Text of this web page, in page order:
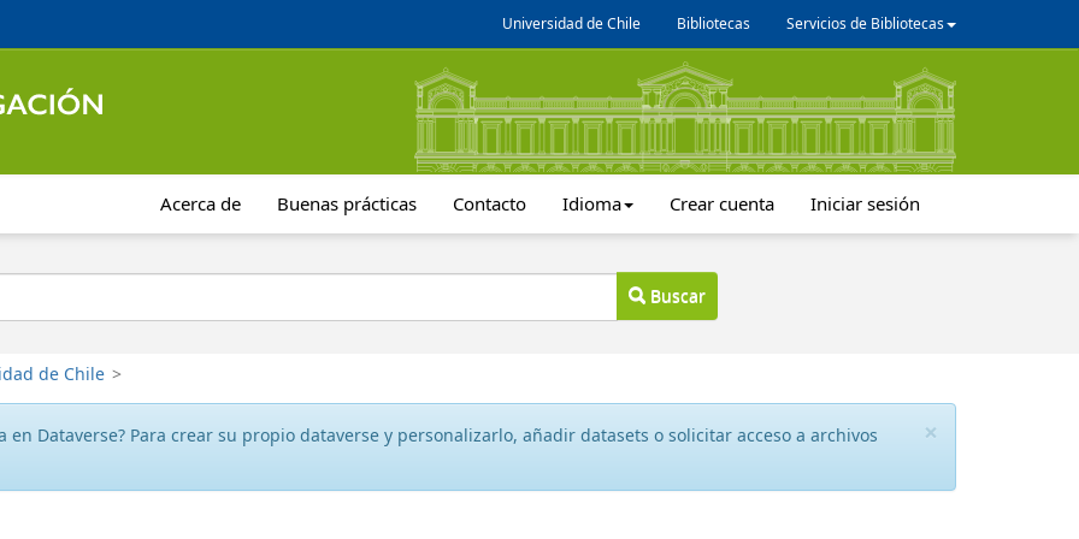
Universidad de Chile Bibliotecas Servicios de Bibliotecas
Acerca de Buenas prácticas Contacto Idioma Crear cuenta Iniciar sesión
Buscar
de Chile >
×
en Dataverse? Para crear su propio dataverse y personalizarlo, añadir datasets o solicitar acceso a archivos